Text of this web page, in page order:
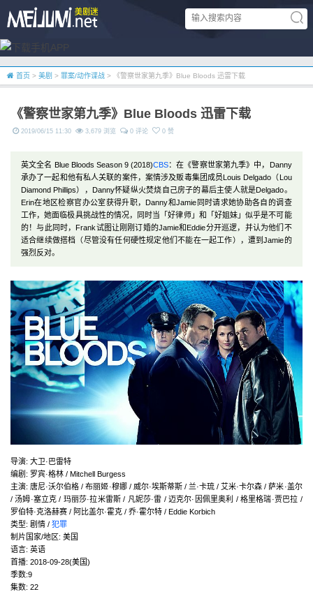
首页 > 美剧 > 罪案/动作谍战 > 《警察世家第九季》Blue Bloods 迅雷下载
《警察世家第九季》Blue Bloods 迅雷下载
2019/06/15 11:30 3,679 浏览 0 评论 0 赞
英文全名 Blue Bloods Season 9 (2018)CBS：在《警察世家第九季》中，Danny
承办了一起和他有私人关联的案件，案情涉及贩毒集团成员Louis Delgado（Lou
Diamond Phillips），Danny怀疑纵火焚烧自己房子的幕后主使人就是Delgado。
Erin在地区检察官办公室获得升职，Danny和Jamie同时请求她协助各自的调查
工作，她面临极具挑战性的情况，同时当「好律师」和「好姐妹」似乎是不可能
的！与此同时，Frank试图让刚刚订婚的Jamie和Eddie分开巡逻，并认为他们不
适合继续做搭档（尽管没有任何硬性规定他们不能在一起工作），遭到Jamie的
强烈反对。
导演: 大卫·巴雷特
编剧 : 罗宾·格林 / Mitchell Burgess
主演: 唐尼·沃尔伯格 / 布丽姬·穆娜 / 威尔·埃斯蒂斯 / 兰·卡琉 / 艾米·卡尔森 / 萨米·盖尔
/ 汤姆·塞立克 / 玛丽莎·拉米雷斯 / 凡妮莎·雷 / 迈克尔·因佩里奥利 / 格里格瑞·贾巴拉 /
罗伯特·克洛赫赛 / 阿比盖尔·霍克 / 乔·霍尔特 / Eddie Korbich
类型: 剧情 / 犯罪
制片国家/地区: 美国
语言: 英语
首播: 2018-09-28(美国)
季数:9
集数: 22